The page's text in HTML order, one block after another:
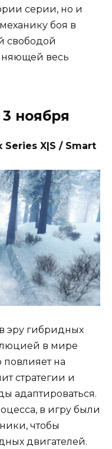
серии, но и
боя в
свободой
весь
ноября
X|S / Smart
эру гибридных
в мире
повлияет на
стратегии и
адаптироваться.
в игру были
чтобы
двигателей.